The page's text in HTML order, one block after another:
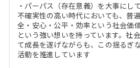
・パーパス（存在意義）を大事にし
不確実性の高い時代においても、普
全・安心・公平・効率という社会価
という強い想いを持っています。社
て成長を遂げながらも、この揺るぎ
活動を推進しています